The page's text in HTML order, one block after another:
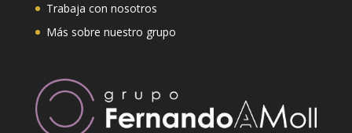
Trabaja con nosotros
Más sobre nuestro grupo